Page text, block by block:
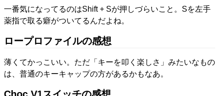
一番気になってるのはShift + Sが押しづらいこと。Sを左手
薬指で取る癖がついてるんだよね。
ロープロファイルの感想
薄くてかっこいい。ただ「キーを叩く楽しさ」みたいなもの
は、普通のキーキャップの方があるかもなあ。